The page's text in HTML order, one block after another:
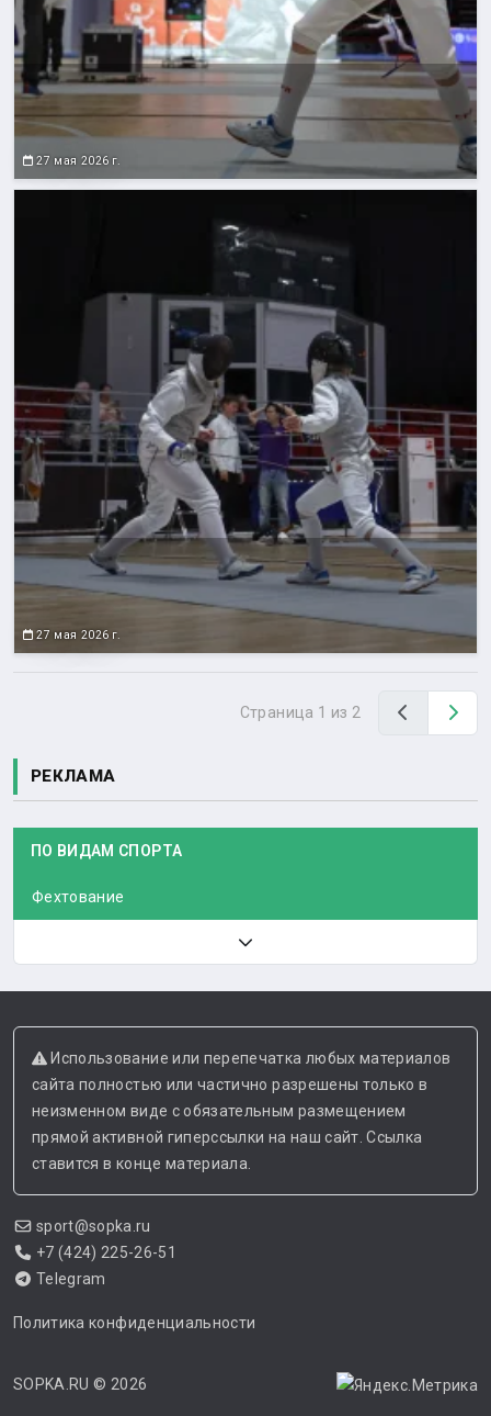
27 мая 2026 г.
27 мая 2026 г.
Страница 1 из 2 Назад
РЕКЛАМА
ПО ВИДАМ СПОРТА
Фехтование
Использование или перепечатка любых материалов
сайта полностью или частично разрешены только в
неизменном виде с обязательным размещением
прямой активной гиперссылки на наш сайт. Ссылка
ставится в конце материала.
sport@sopka.ru
+7 (424) 225-26-51
Telegram
Политика конфиденциальности
SOPKA.RU © 2026